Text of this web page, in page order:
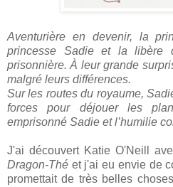
Aventurière en devenir, la
princesse Sadie et la
prisonnière. À leur grande
malgré leurs différences.
Sur les routes du royaume,
forces pour déjouer les
emprisonné Sadie et l’humilie
J'ai découvert Katie O'Neill
Dragon-Thé et j'ai eu envie de
promettait de très belles